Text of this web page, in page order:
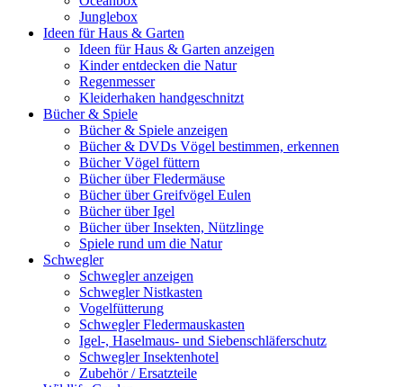
Junglebox
Ideen für Haus & Garten
Ideen für Haus & Garten anzeigen
Kinder entdecken die Natur
Regenmesser
Kleiderhaken handgeschnitzt
Bücher & Spiele
Bücher & Spiele anzeigen
Bücher & DVDs Vögel bestimmen, erkennen
Bücher Vögel füttern
Bücher über Fledermäuse
Bücher über Greifvögel Eulen
Bücher über Igel
Bücher über Insekten, Nützlinge
Spiele rund um die Natur
Schwegler
Schwegler anzeigen
Schwegler Nistkasten
Vogelfütterung
Schwegler Fledermauskasten
Igel-, Haselmaus- und Siebenschläferschutz
Schwegler Insektenhotel
Zubehör / Ersatzteile